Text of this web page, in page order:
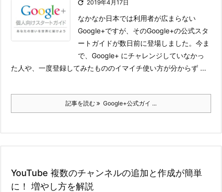
 2019年4月17日
なかなか日本では利用者が広まらない
Google+ですが、そのGoogle+の公式スタ
ートガイドが数日前に登場しました。今ま
で、Google+ にチャレンジしていなかっ
た人や、一度登録してみたもののイマイチ使い方が分からず ...
記事を読む Google+公式ガイ ...
YouTube 複数のチャンネルの追加と作成が簡単
に！ 増やし方を解説